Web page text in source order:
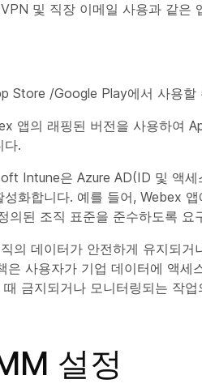
및 직장 이메일 사용과 같은
Store /Google Play에서 사용할
앱의 래핑된 버전을 사용하여
다.
Intune은 Azure AD(ID 및 액세
화합니다. 예를 들어, Webex
된 조직 표준을 준수하도록 요
의 데이터가 안전하게 유지되거
은 사용자가 기업 데이터에 액세
금지되거나 모니터링되는 작
설정